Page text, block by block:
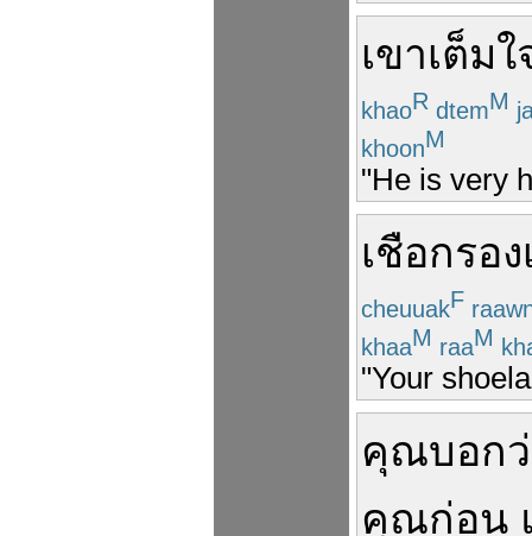
เขาเต็มใ
khaoR dtemM
khoonM
"He is very
เชือกรอง
cheuuakF
khaaM raaM
"Your
คุณบอก
คุณก่อน